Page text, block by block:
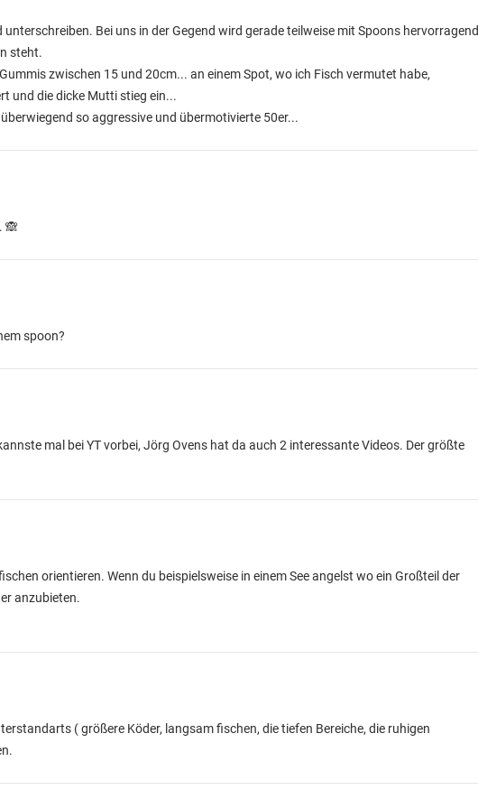
Bei uns in der Gegend wird gerade teilweise mit Spoons hervorragend
steht.
zwischen 15 und 20cm... an einem Spot, wo ich Fisch vermutet habe,
und die dicke Mutti stieg ein...
so aggressive und übermotivierte 50er...
🙈
spoon?
mal bei YT vorbei, Jörg Ovens hat da auch 2 interessante Videos. Der größte
orientieren. Wenn du beispielsweise in einem See angelst wo ein Großteil der
anzubieten.
( größere Köder, langsam fischen, die tiefen Bereiche, die ruhigen